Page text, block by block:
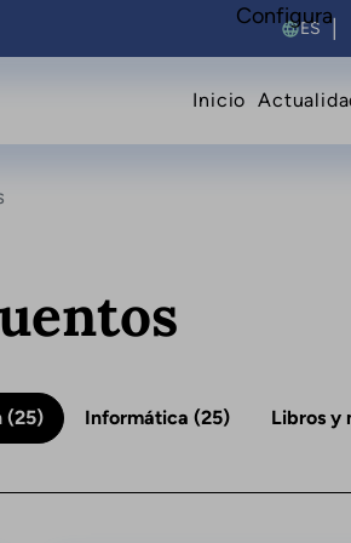
Inicio
(25) Informática (25) Libros y
Configura